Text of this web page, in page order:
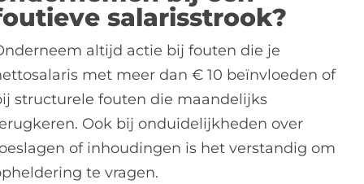
salarisstrook?
altijd actie bij fouten die je
met meer dan € 10 beïnvloeden of
structurele fouten die maandelijks
Ook bij onduidelijkheden over
of inhoudingen is het verstandig om
te vragen.